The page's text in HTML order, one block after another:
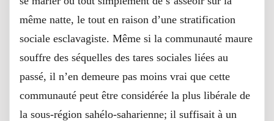
même natte, le tout en raison d’une stratification
sociale esclavagiste. Même si la communauté maure
souffre des séquelles des tares sociales liées au
passé, il n’en demeure pas moins vrai que cette
communauté peut être considérée la plus libérale de
la sous-région sahélo-saharienne; il suffisait à un